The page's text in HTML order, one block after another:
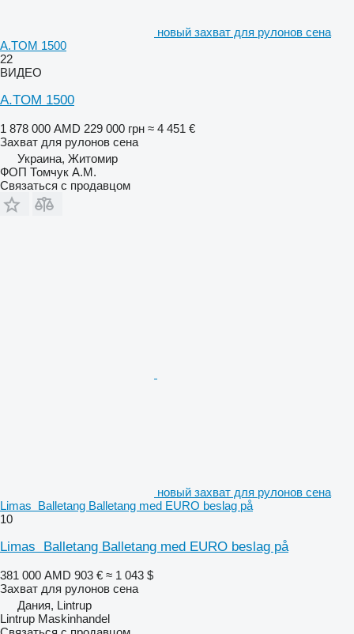
новый захват для рулонов сена
A.TOM 1500
22
ВИДЕО
A.TOM 1500
1 878 000 AMD 229 000 грн ≈ 4 451 €
Захват для рулонов сена
Украина, Житомир
ФОП Томчук А.М.
Связаться с продавцом
новый захват для рулонов сена
Limas Balletang Balletang med EURO beslag på
10
Limas Balletang Balletang med EURO beslag på
381 000 AMD 903 € ≈ 1 043 $
Захват для рулонов сена
Дания, Lintrup
Lintrup Maskinhandel